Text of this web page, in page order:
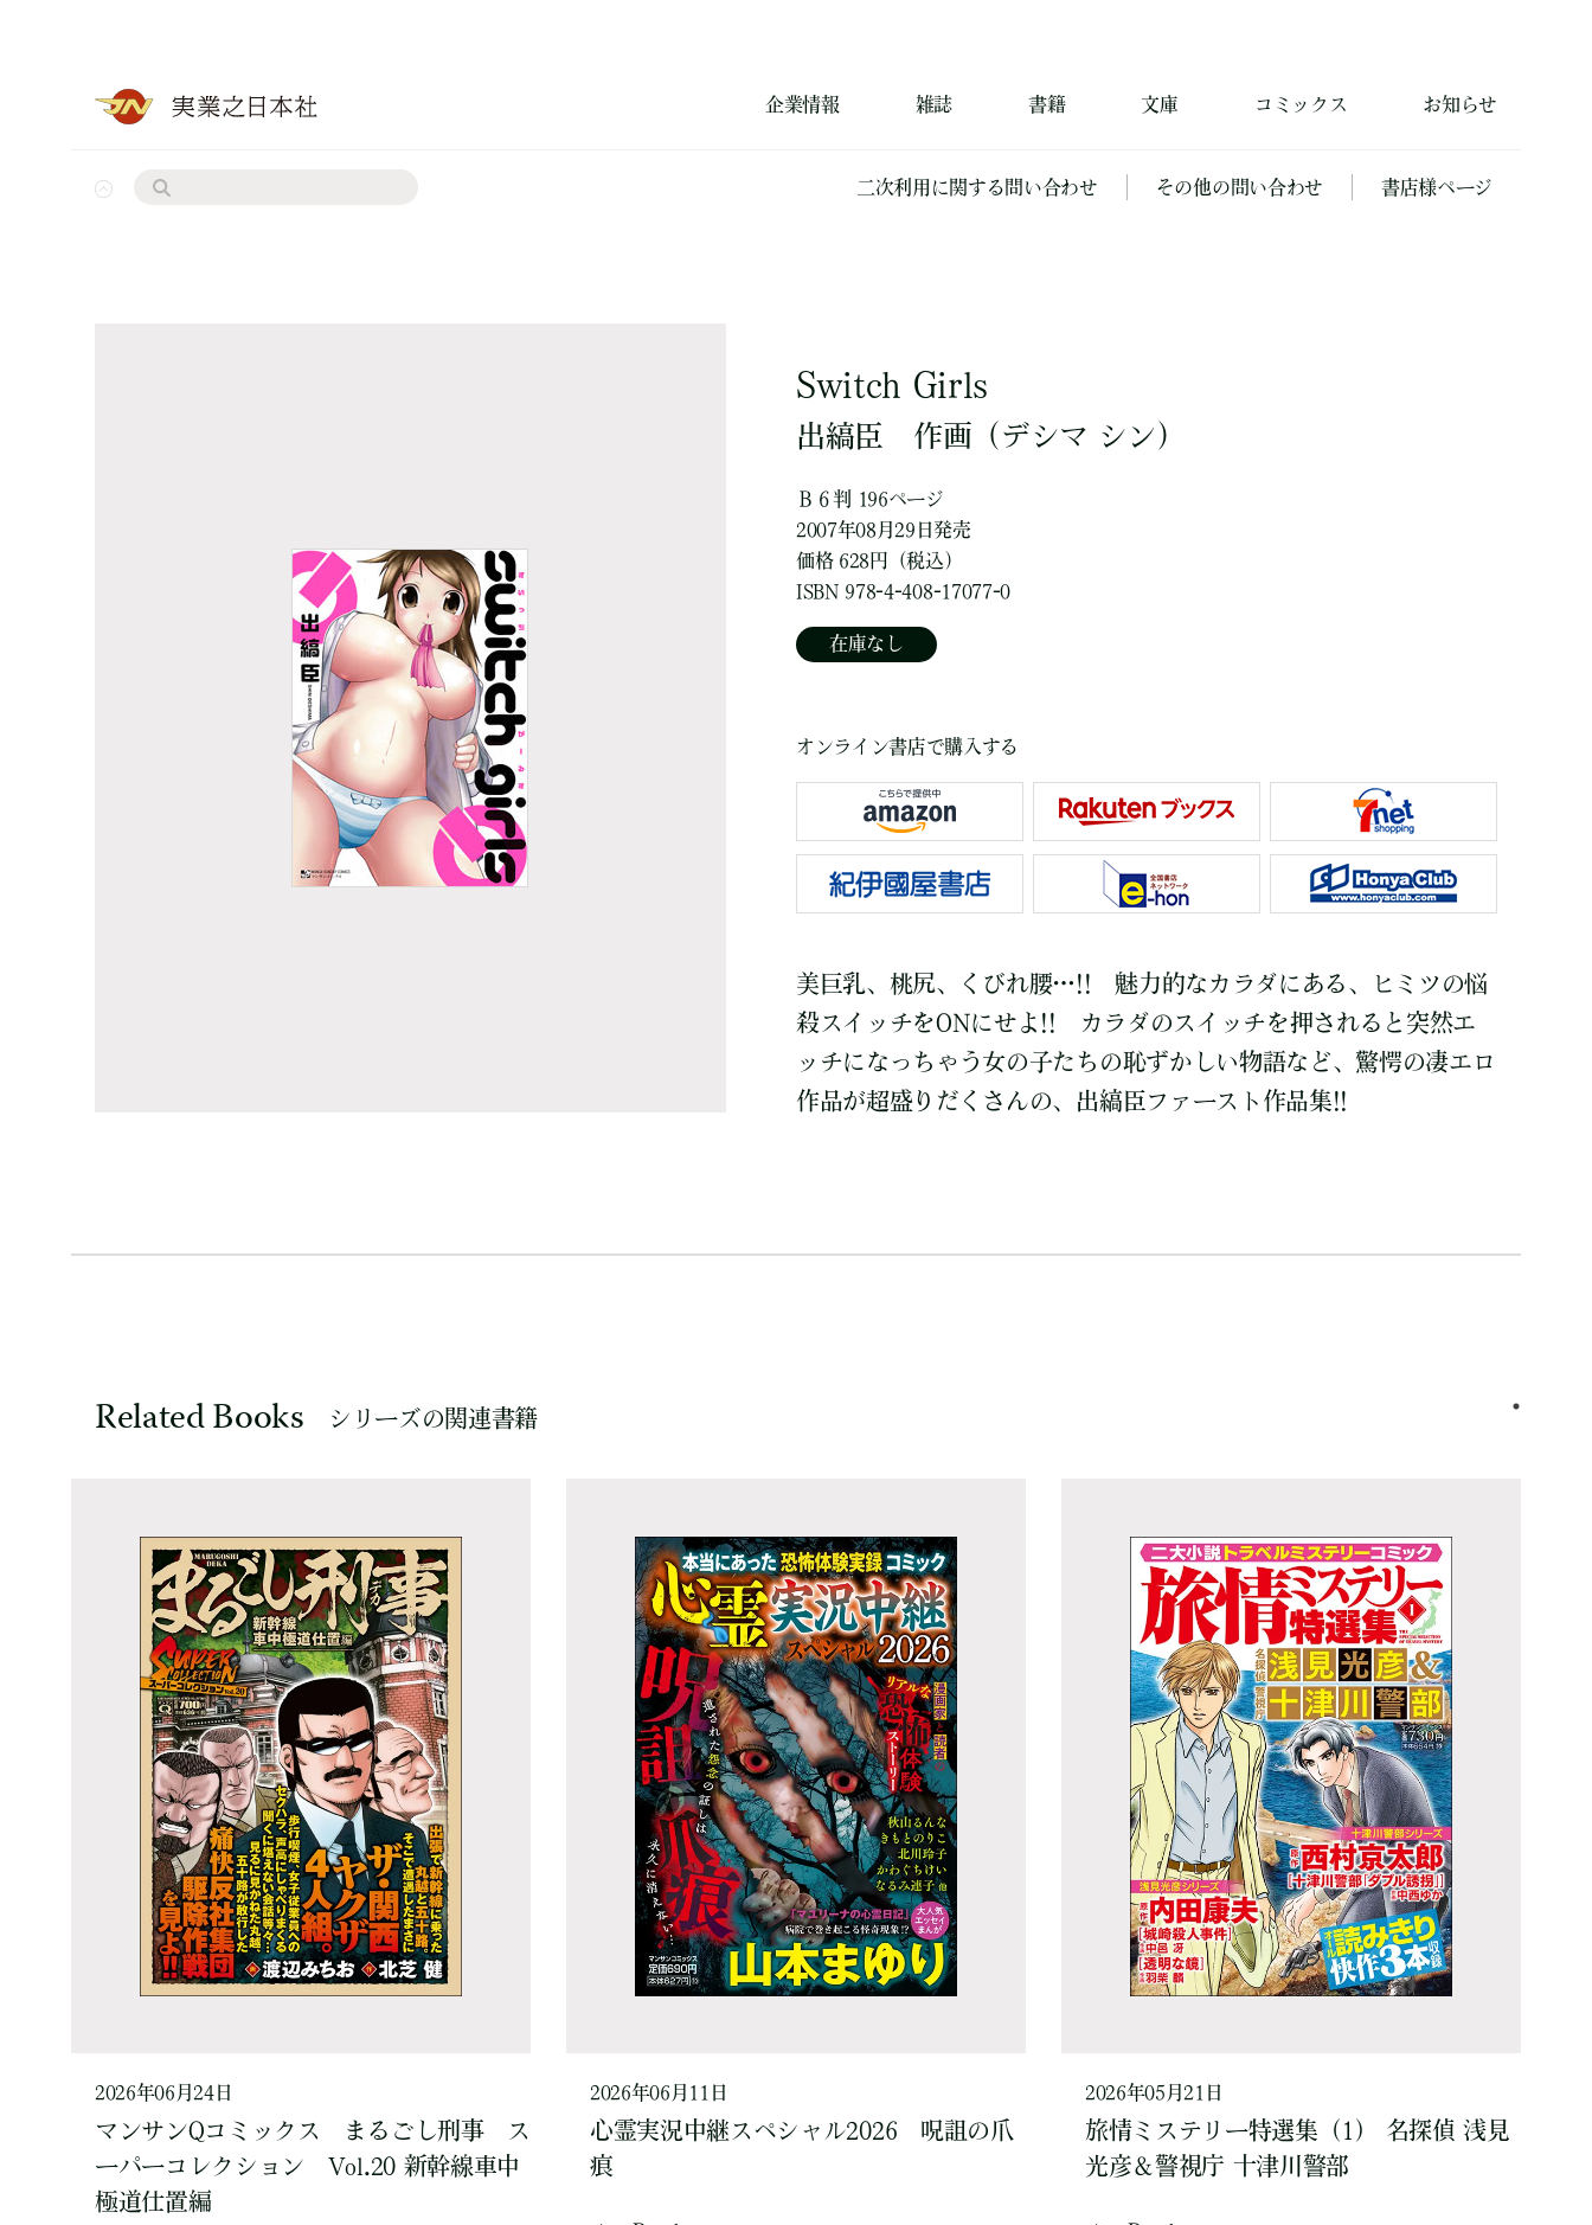
企業情報 雑誌 書籍 文庫 コミックス お知らせ
二次利用に関する問い合わせ その他の問い合わせ 書店様ページ
Switch Girls
出縞臣 作画 （デシマ シン）
Ｂ６判 196ページ
2007年08月29日発売
価格 628円（税込）
ISBN 978-4-408-17077-0
在庫なし
オンライン書店で購入する
美巨乳、桃尻、くびれ腰…!! 魅力的なカラダにある、ヒミツの悩
殺スイッチをONにせよ!! カラダのスイッチを押されると突然エ
ッチになっちゃう女の子たちの恥ずかしい物語など、驚愕の凄エロ
作品が超盛りだくさんの、出縞臣ファースト作品集!!
Related Books シリーズの関連書籍
2026年06月24日
マンサンQコミックス まるごし刑事 ス
ーパーコレクション Vol.20 新幹線車中
極道仕置編
2026年06月11日
心霊実況中継スペシャル2026 呪詛の爪
痕
2026年05月21日
旅情ミステリー特選集（1） 名探偵 浅見
光彦＆警視庁 十津川警部